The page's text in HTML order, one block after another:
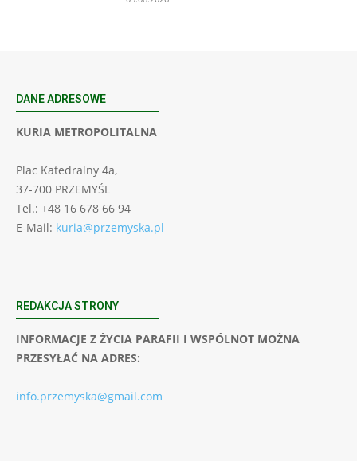
DANE ADRESOWE
KURIA METROPOLITALNA
Plac Katedralny 4a,
37-700 PRZEMYŚL
Tel.: +48 16 678 66 94
E-Mail: kuria@przemyska.pl
REDAKCJA STRONY
INFORMACJE Z ŻYCIA PARAFII I WSPÓLNOT MOŻNA
PRZESYŁAĆ NA ADRES:
info.przemyska@gmail.com